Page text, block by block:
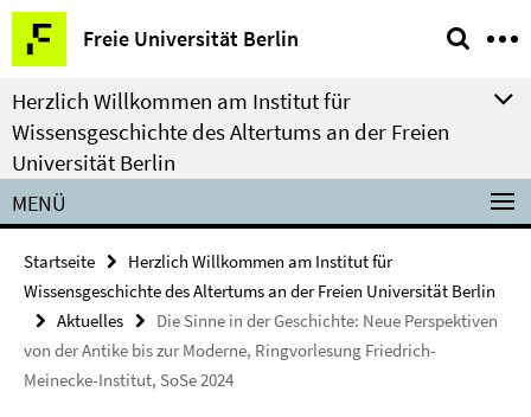
Springe
direkt
zu
Inhalt
Freie Universität Berlin
Service-
Navigation
Herzlich Willkommen am Institut für
Wissensgeschichte des Altertums an der Freien
Universität Berlin
MENÜ
Startseite
Herzlich Willkommen am Institut für
Wissensgeschichte des Altertums an der Freien Universität Berlin
Aktuelles
Die Sinne in der Geschichte: Neue Perspektiven
von der Antike bis zur Moderne, Ringvorlesung Friedrich-
Meinecke-Institut, SoSe 2024